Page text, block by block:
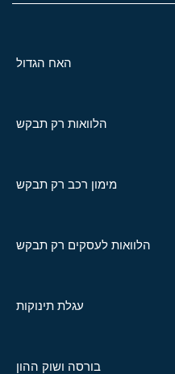
האח הגדול
הלוואות רק תבקש
מימון רכב רק תבקש
הלוואות לעסקים רק תבקש
עגלת תינוקות
בורסה ושוק ההון